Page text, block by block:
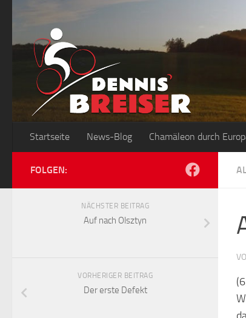
Startseite News-Blog Chamäleon durch
FOLGEN:
NÄCHSTER BEITRAG
Auf nach Olsztyn
VORHERIGER BEITRAG
Der erste Defekt